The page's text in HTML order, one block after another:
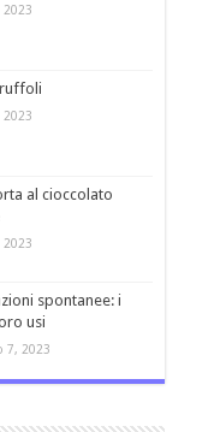
al cioccolato
spontanee: i
usi
7, 2023